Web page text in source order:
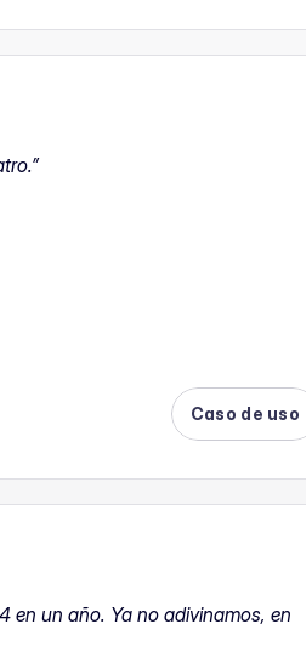
Caso de uso
en un año. Ya no adivinamos, en